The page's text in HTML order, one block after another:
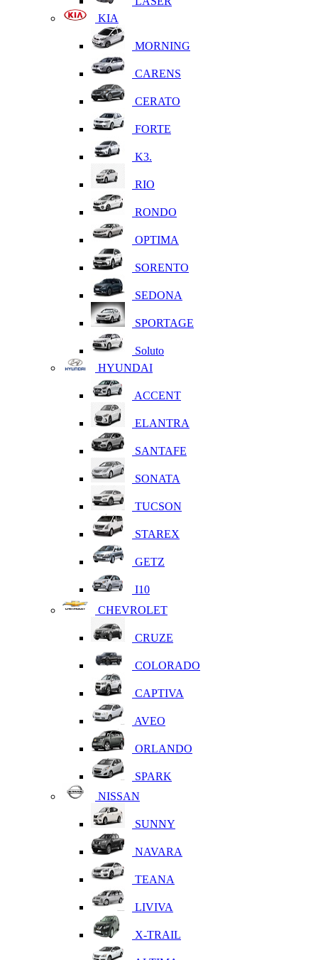
KIA
MORNING
CARENS
CERATO
FORTE
K3.
RIO
RONDO
OPTIMA
SORENTO
SEDONA
SPORTAGE
Soluto
HYUNDAI
ACCENT
ELANTRA
SANTAFE
SONATA
TUCSON
STAREX
GETZ
I10
CHEVROLET
CRUZE
COLORADO
CAPTIVA
AVEO
ORLANDO
SPARK
NISSAN
SUNNY
NAVARA
TEANA
LIVIVA
X-TRAIL